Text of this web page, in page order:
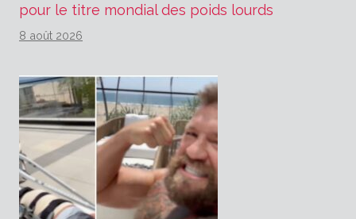
pour le titre mondial des poids lourds
8 août 2026